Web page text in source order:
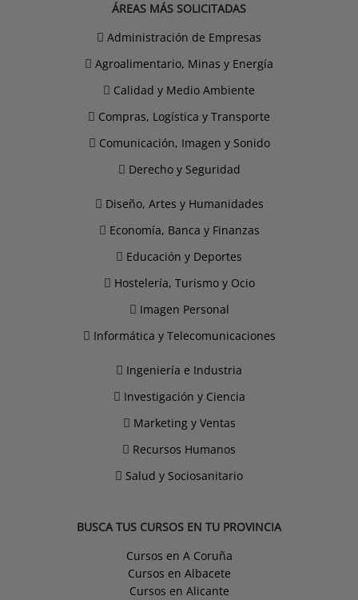
ÁREAS MÁS SOLICITADAS
Administración de Empresas
Agroalimentario, Minas y Energía
Calidad y Medio Ambiente
Compras, Logística y Transporte
Comunicación, Imagen y Sonido
Derecho y Seguridad
Diseño, Artes y Humanidades
Economía, Banca y Finanzas
Educación y Deportes
Hostelería, Turismo y Ocio
Imagen Personal
Informática y Telecomunicaciones
Ingeniería e Industria
Investigación y Ciencia
Marketing y Ventas
Recursos Humanos
Salud y Sociosanitario
BUSCA TUS CURSOS EN TU PROVINCIA
Cursos en A Coruña
Cursos en Albacete
Cursos en Alicante